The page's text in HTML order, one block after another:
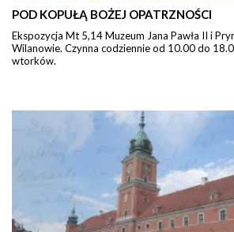
POD KOPUŁĄ BOŻEJ OPATRZNOŚCI
Ekspozycja Mt 5,14 Muzeum Jana Pawła II i
Wilanowie. Czynna codziennie od 10.00 do
wtorków.